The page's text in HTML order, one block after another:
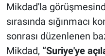
Mikdad'la
sırasında sığınmacı
sonrası düzenlenen
Mikdad, “Suriye'ye